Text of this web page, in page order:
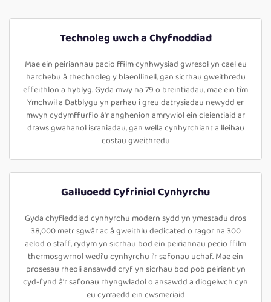
Technoleg uwch a Chyfnoddiad
Mae ein peiriannau pacio ffilm cynhwysiad gwresol yn cael eu
harchebu â thechnoleg y blaenllinell, gan sicrhau gweithredu
effeithlon a hyblyg. Gyda mwy na 79 o breintiadau, mae ein tîm
Ymchwil a Datblygu yn parhau i greu datrysiadau newydd er
mwyn cydymffurfio â'r anghenion amrywiol ein cleientiaid ar
draws gwahanol israniadau, gan wella cynhyrchiant a lleihau
costau gweithredu
Galluoedd Cyfriniol Cynhyrchu
Gyda chyfleddiad cynhyrchu modern sydd yn ymestadu dros
38,000 metr sgwâr ac â gweithlu dedicated o ragor na 300
aelod o staff, rydym yn sicrhau bod ein peiriannau pecio ffilm
thermosgwrnol wedi'u cynhyrchu i'r safonau uchaf. Mae ein
prosesau rheoli ansawdd cryf yn sicrhau bod pob peiriant yn
cyd-fynd â'r safonau rhyngwladol o ansawdd a diogelwch cyn
eu cyrraedd ein cwsmeriaid